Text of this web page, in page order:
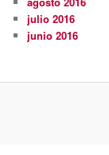
julio 2016
junio 2016